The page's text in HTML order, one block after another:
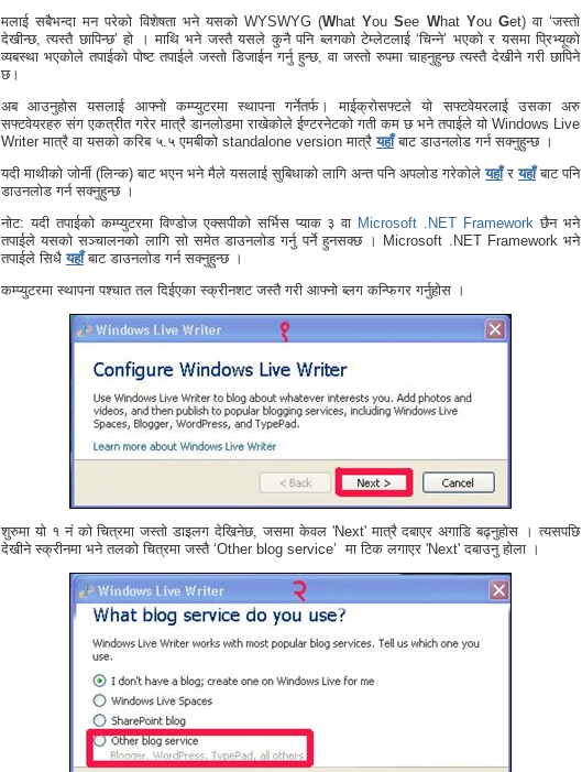
मलाई सबैभन्दा मन परेको विशेषता भने यसको WYSWYG (WhatYouSee What You Get) वा ‘जस्तो
देखीन्छ, त्यस्तै छापिन्छ’ हो । माथि भने जस्तै यसले कुनै पनि ब्लगको टेम्लेटलाई ‘चिन्ने’ भएको र यसमा प्रिभ्यूको
व्यबस्था भएकोले तपाईको पोष्ट तपाईले जस्तो डिजाईन गर्नु हुन्छ, वा जस्तो रुपमा चाहनुहुन्छ त्यस्तै देखीने गरी छापिने
छ।
अब आउनुहोस यसलाई आफ्नो कम्प्युटरमा स्थापना गर्नेतर्फ। माईक्रोसफ्टले यो सफ्टवेयरलाई उसका अरु
सफ्टवेयरहरु संग एकत्रीत गरेर मात्रै डानलोडमा राखेकोले ईण्टरनेटको गती कम छ भने तपाईले यो Windows Live
Writer मात्रै वा यसको करिब ५.५ एमबीको standalone version मात्रैयहाँबाट डाउनलोड गर्न सक्नुहुन्छ ।
यदी माथीको जोर्नी (लिन्क) बाट भएन भने मैले यसलाई सुबिधाको लागि अन्त पनि अपलोड गरेकोलेयहाँरयहाँबाट पनि
डाउनलोड गर्न सक्नुहुन्छ ।
नोट: यदी तपाईको कम्प्युटरमा विण्डोज एक्सपीको सर्भिस प्याक ३ वा Microsoft .NET Framework छैन भने
तपाईले यसको सञ्चालनको लागि सो समेत डाउनलोड गर्नु पर्ने हुनसक्छ । Microsoft .NET Framework भने
तपाईले सिधैयहाँबाट डाउनलोड गर्न सक्नुहुन्छ ।
कम्प्युटरमा स्थापना पश्चात तल दिईएका स्क्रीनशट जस्तै गरी आफ्नो ब्लग कन्फिगर गर्नुहोस ।
शुरुमा यो १ नं को चित्रमा जस्तो डाइलग देखिनेछ, जसमा केवल 'Next' मात्रै दबाएर अगाडि बढ्नुहोस । त्यसपछि
देखीने स्क्रीनमा भने तलको चित्रमा जस्तै ‘Other blog service’ मा टिक लगाएर 'Next' दबाउनु होला ।